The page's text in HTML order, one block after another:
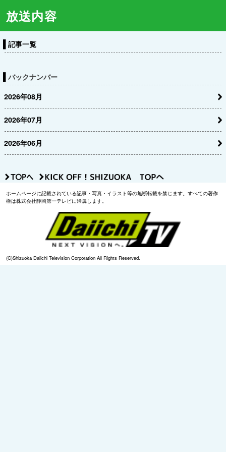
放送内容
記事一覧
バックナンバー
2026年08月
2026年07月
2026年06月
ホームページに記載されている記事・写真・イラスト等の無断転載を禁じます。すべての著作
権は株式会社静岡第一テレビに帰属します。
(C)Shizuoka Daiichi Television Corporation All Rights Reserved.